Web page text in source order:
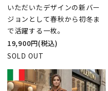
いただいたデザインの新バー
ジョンとして春秋から初冬ま
で活躍する一枚。
19,900円(税込)
SOLD OUT